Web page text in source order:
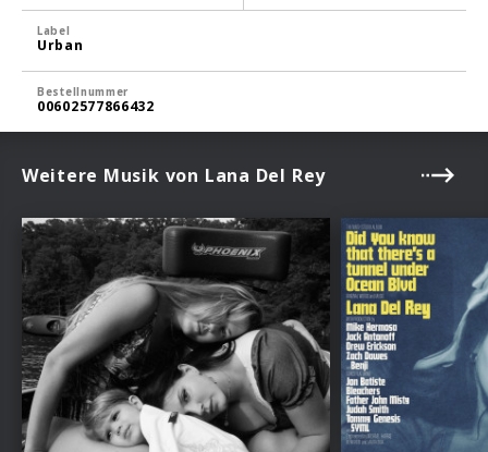
Label
Urban
Bestellnummer
00602577866432
Weitere Musik von Lana Del Rey